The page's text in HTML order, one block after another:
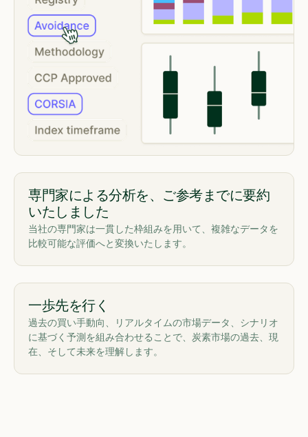
専門家による分析を、ご参考までに要約
いたしました
当社の専門家は一貫した枠組みを用いて、複雑なデータを
比較可能な評価へと変換いたします。
一歩先を行く
過去の買い手動向、リアルタイムの市場データ、シナリオ
に基づく予測を組み合わせることで、炭素市場の過去、現
在、そして未来を理解します。